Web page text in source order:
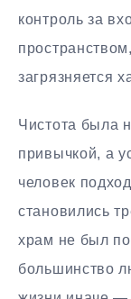
контроль за
загрязняется
Чистота была
привычкой, а
человек
становились
храм не был
большинство